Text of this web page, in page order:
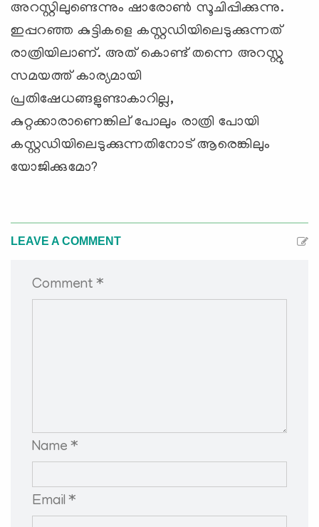
അറസ്റ്റിലുണ്ടെന്നും ഷാരോണ്‍ സൂചിപ്പിക്കുന്നു.
ഇപ്പറഞ്ഞ കുട്ടികളെ കസ്റ്റഡിയിലെടുക്കുന്നത്
രാത്രിയിലാണ്. അത് കൊണ്ട് തന്നെ അറസ്റ്റു
സമയത്ത് കാര്യമായി
പ്രതിഷേധങ്ങളുണ്ടാകാറില്ല,
കുറ്റക്കാരാണെങ്കില് ‍പോലും രാത്രി പോയി
കസ്റ്റഡിയിലെടുക്കുന്നതിനോട് ആരെങ്കിലും
യോജിക്കുമോ?
LEAVE A COMMENT
Comment *
Name *
Email *